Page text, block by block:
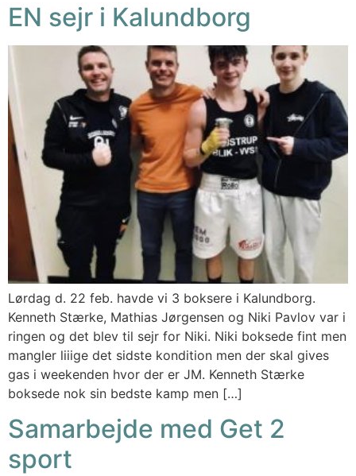
EN sejr i Kalundborg
Lørdag d. 22 feb. havde vi 3 boksere i Kalundborg.
Kenneth Stærke, Mathias Jørgensen og Niki Pavlov var i
ringen og det blev til sejr for Niki. Niki boksede fint men
mangler liiige det sidste kondition men der skal gives
gas i weekenden hvor der er JM. Kenneth Stærke
boksede nok sin bedste kamp men […]
Samarbejde med Get 2
sport